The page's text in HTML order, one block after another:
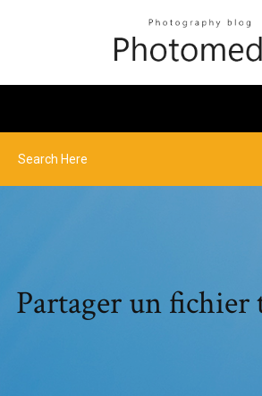
Partager un